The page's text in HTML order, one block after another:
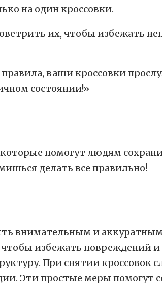
на один кроссовки.
их, чтобы избежать
ваши кроссовки
состоянии!»
помогут людям
делать все правильно!
внимательным и
избежать повреждений и
При снятии
Эти простые меры помогут